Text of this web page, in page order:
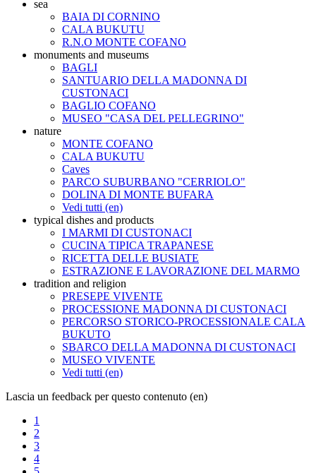
sea
BAIA DI CORNINO
CALA BUKUTU
R.N.O MONTE COFANO
monuments and museums
BAGLI
SANTUARIO DELLA MADONNA DI
CUSTONACI
BAGLIO COFANO
MUSEO "CASA DEL PELLEGRINO"
nature
MONTE COFANO
CALA BUKUTU
Caves
PARCO SUBURBANO "CERRIOLO"
DOLINA DI MONTE BUFARA
Vedi tutti (en)
typical dishes and products
I MARMI DI CUSTONACI
CUCINA TIPICA TRAPANESE
RICETTA DELLE BUSIATE
ESTRAZIONE E LAVORAZIONE DEL MARMO
tradition and religion
PRESEPE VIVENTE
PROCESSIONE MADONNA DI CUSTONACI
PERCORSO STORICO-PROCESSIONALE CALA
BUKUTO
SBARCO DELLA MADONNA DI CUSTONACI
MUSEO VIVENTE
Vedi tutti (en)
Lascia un feedback per questo contenuto (en)
1
2
3
4